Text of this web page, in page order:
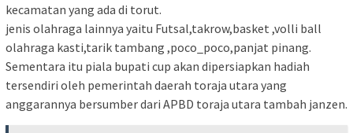
kecamatan yang ada di torut.
jenis olahraga lainnya yaitu Futsal,takrow,basket ,volli ball
olahraga kasti,tarik tambang ,poco_poco,panjat pinang.
Sementara itu piala bupati cup akan dipersiapkan hadiah
tersendiri oleh pemerintah daerah toraja utara yang
anggarannya bersumber dari APBD toraja utara tambah janzen.